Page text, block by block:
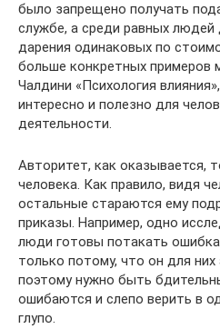
было запрещено получать
службе, а среди равных людей
дарения одинаковых по
больше конкретных примеров
Чалдини «Психология
интересно и полезно для
деятельности.
Авторитет, как оказывается,
человека. Как правило, видя
остальные стараются ему
приказы. Например, одно
люди готовы потакать
только потому, что он для
поэтому нужно быть
ошибаются и слепо верить в
глупо.